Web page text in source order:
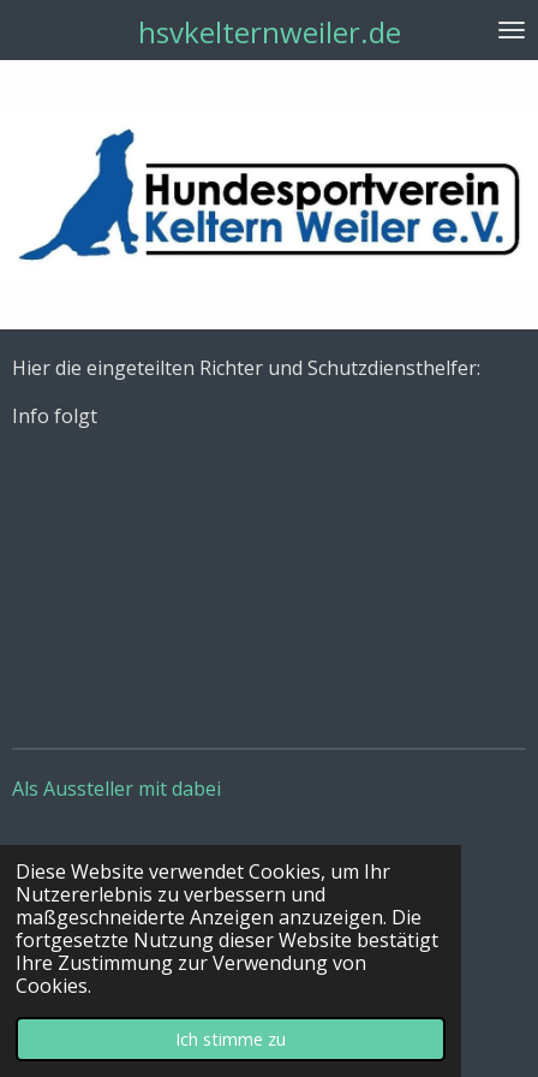
Diese Website verwendet Cookies, um Ihr
Nutzererlebnis zu verbessern und
maßgeschneiderte Anzeigen anzuzeigen. Die
fortgesetzte Nutzung dieser Website bestätigt
Ihre Zustimmung zur Verwendung von
Cookies.
Ich stimme zu
hsvkelternweiler.de
Hier die eingeteilten Richter und Schutzdiensthelfer:
Info folgt
Als Aussteller mit dabei
Sportdoxx
Lasch Hundesport
Mit Unterstützung vonWebador